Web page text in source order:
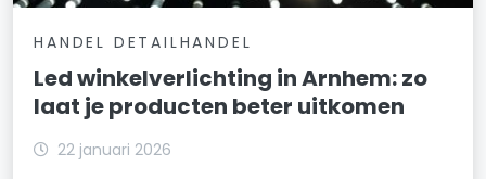
HANDEL DETAILHANDEL
Led winkelverlichting in Arnhem: zo
laat je producten beter uitkomen
22 januari 2026